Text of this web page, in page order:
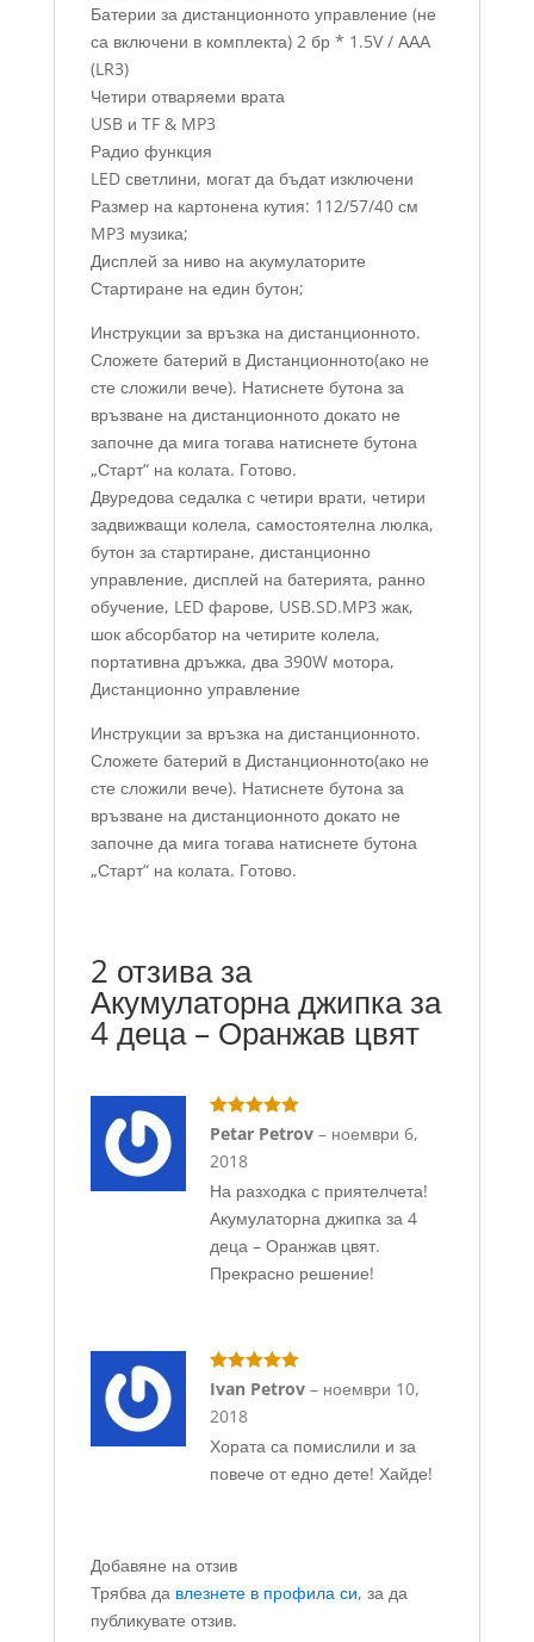
Батерии за дистанционното управление (не
са включени в комплекта) 2 бр * 1.5V / ААА
(LR3)
Четири отваряеми врата
USB и TF & MP3
Радио функция
LED светлини, могат да бъдат изключени
Размер на картонена кутия: 112/57/40 см
MP3 музика;
Дисплей за ниво на акумулаторите
Стартиране на един бутон;
Инструкции за връзка на дистанционното.
Сложете батерий в Дистанционното(ако не
сте сложили вече). Натиснете бутона за
връзване на дистанционното докато не
започне да мига тогава натиснете бутона
„Старт“ на колата. Готово.
Двуредова седалка с четири врати, четири
задвижващи колела, самостоятелна люлка,
бутон за стартиране, дистанционно
управление, дисплей на батерията, ранно
обучение, LED фарове, USB.SD.MP3 жак,
шок абсорбатор на четирите колела,
портативна дръжка, два 390W мотора,
Дистанционно управление
Инструкции за връзка на дистанционното.
Сложете батерий в Дистанционното(ако не
сте сложили вече). Натиснете бутона за
връзване на дистанционното докато не
започне да мига тогава натиснете бутона
„Старт“ на колата. Готово.
2 отзива за
Акумулаторна джипка за
4 деца – Оранжав цвят
Оценено с5
от 5
Petar Petrov – ноември 6,
2018
На разходка с приятелчета!
Акумулаторна джипка за 4
деца – Оранжав цвят.
Прекрасно решение!
Оценено с5
от 5
Ivan Petrov – ноември 10,
2018
Хората са помислили и за
повече от едно дете! Хайде!
Добавяне на отзив
Трябва да влезнете в профила си, за да
публикувате отзив.